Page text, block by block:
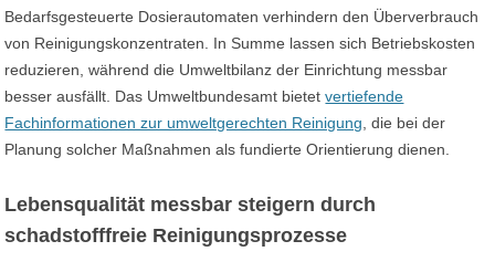
Bedarfsgesteuerte Dosierautomaten verhindern den Überverbrauch
von Reinigungskonzentraten. In Summe lassen sich Betriebskosten
reduzieren, während die Umweltbilanz der Einrichtung messbar
besser ausfällt. Das Umweltbundesamt bietetvertiefende
Fachinformationen zur umweltgerechten Reinigung , die bei der
Planung solcher Maßnahmen als fundierte Orientierung dienen.
Lebensqualität messbar steigern durch
schadstofffreie Reinigungsprozesse